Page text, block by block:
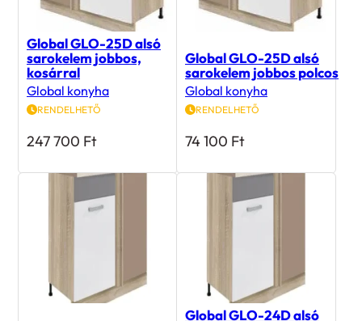
Global GLO-25D alsó
sarokelem jobbos,
kosárral
Global konyha
RENDELHETŐ
247 700 Ft
Global GLO-25D alsó
sarokelem jobbos polcos
Global konyha
RENDELHETŐ
74 100 Ft
Global GLO-24D alsó